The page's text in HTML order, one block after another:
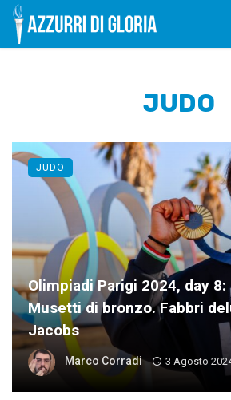
JUDO
Olimpiadi Parigi 2024, day 8:
Musetti di bronzo. Fabbri
Jacobs
Marco Corradi 3 Agosto
JUDO